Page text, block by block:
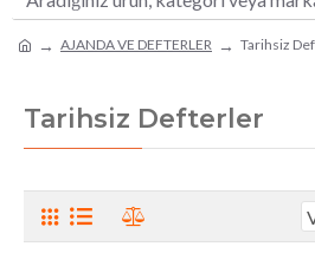
AJANDA VE DEFTERLER Tarihsiz
Tarihsiz Defterler